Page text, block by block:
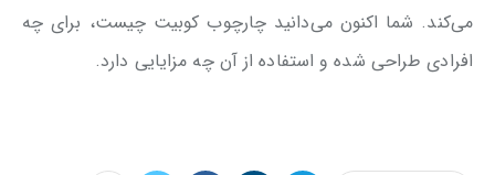
می‌کند. شما اکنون می‌دانید چارچوب کوبیت چیست، برای چه
افرادی طراحی شده و استفاده از آن چه مزایایی دارد.